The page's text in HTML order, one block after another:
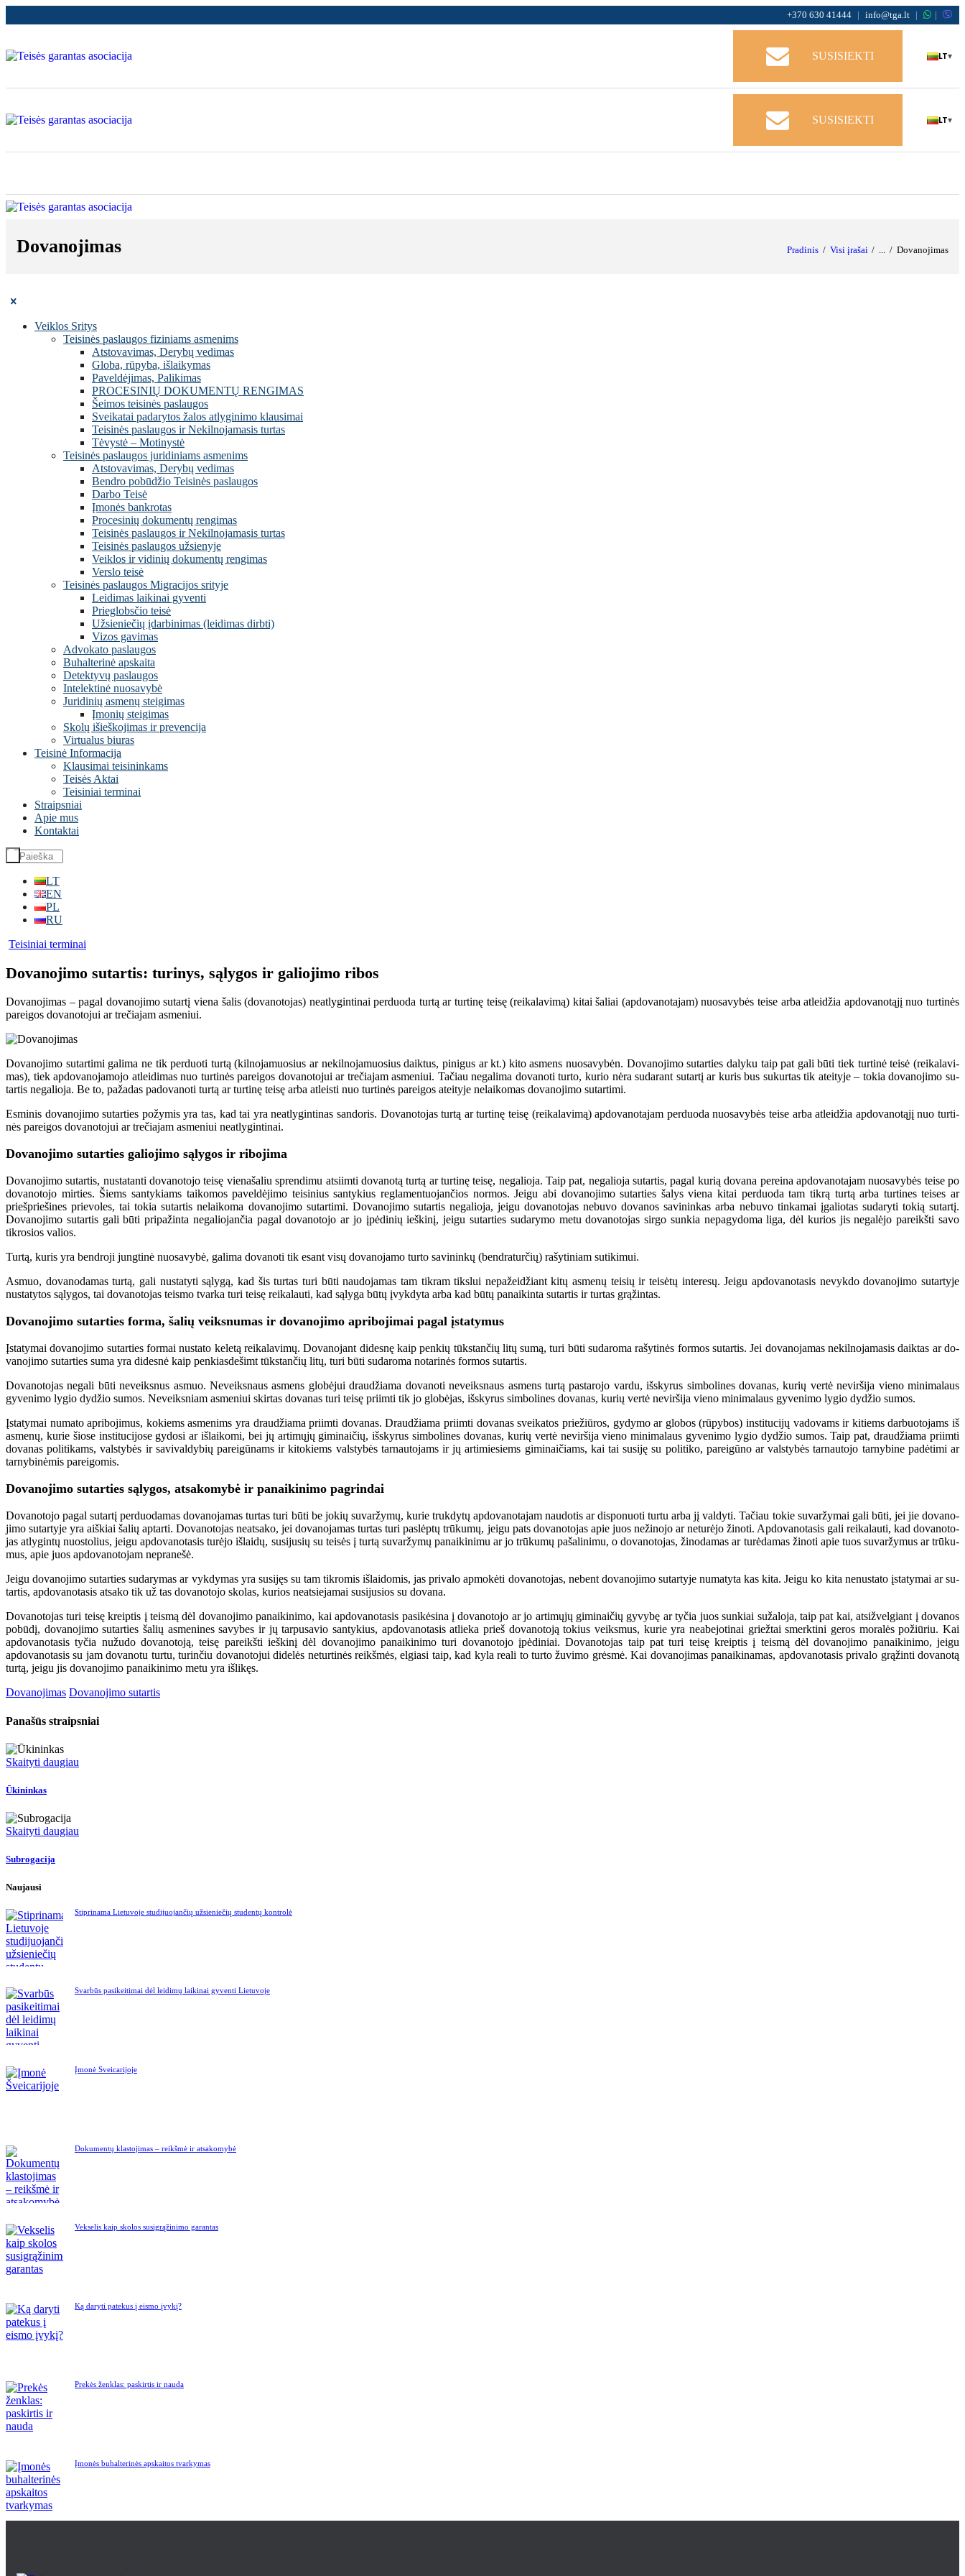
+370 630 41444 | info@tga.lt | |
SUSISIEKTI LT▾
SUSISIEKTI LT▾
Dovanojimas Pradinis Visi įrašai Dovanojimas
Veiklos Sritys
Teisinės paslaugos fiziniams asmenims
Atstovavimas, Derybų vedimas
Globa, rūpyba, išlaikymas
Paveldėjimas, Palikimas
PROCESINIŲ DOKUMENTŲ RENGIMAS
Šeimos teisinės paslaugos
Sveikatai padarytos žalos atlyginimo klausimai
Teisinės paslaugos ir Nekilnojamasis turtas
Tėvystė – Motinystė
Teisinės paslaugos juridiniams asmenims
Atstovavimas, Derybų vedimas
Bendro pobūdžio Teisinės paslaugos
Darbo Teisė
Įmonės bankrotas
Procesinių dokumentų rengimas
Teisinės paslaugos ir Nekilnojamasis turtas
Teisinės paslaugos užsienyje
Veiklos ir vidinių dokumentų rengimas
Verslo teisė
Teisinės paslaugos Migracijos srityje
Leidimas laikinai gyventi
Prieglobsčio teisė
Užsieniečių įdarbinimas (leidimas dirbti)
Vizos gavimas
Advokato paslaugos
Buhalterinė apskaita
Detektyvų paslaugos
Intelektinė nuosavybė
Juridinių asmenų steigimas
Įmonių steigimas
Skolų išieškojimas ir prevencija
Virtualus biuras
Teisinė Informacija
Klausimai teisininkams
Teisės Aktai
Teisiniai terminai
Straipsniai
Apie mus
Kontaktai
LT
EN
PL
RU
Teisiniai terminai
Dovanojimo sutartis: turinys, sąlygos ir galiojimo ribos
Dovanojimas – pagal dovanojimo sutartį viena šalis (dovanotojas) neatlygintinai perduoda turtą ar turtinę teisę (reikalavimą) kitai šaliai (apdovanotajam) nuosavybės teise arba atleidžia apdovanotąjį nuo turtinės
pareigos dovanotojui ar trečiajam asmeniui.
Do­va­no­ji­mo su­tar­ti­mi ga­li­ma ne tik per­duo­ti tur­tą (kil­no­ja­muo­sius ar ne­kil­no­ja­muo­sius daik­tus, pi­ni­gus ar kt.) kito asmens nuosavybėn. Do­va­no­ji­mo su­tar­ties da­ly­ku taip pat ga­li bū­ti tiek tur­ti­nė tei­sė (rei­ka­la­vi­
mas), tiek ap­do­va­no­ja­mo­jo at­lei­di­mas nuo tur­ti­nės pa­rei­gos do­va­no­to­jui ar tre­čia­jam as­me­niui. Ta­čiau ne­ga­li­ma do­va­no­ti tur­to, ku­rio nė­ra su­da­rant su­tar­tį ar ku­ris bus su­kur­tas tik at­ei­ty­je – to­kia do­va­no­ji­mo su­
tar­tis ne­ga­lio­ja. Be to, pažadas padovanoti turtą ar turtinę teisę arba atleisti nuo turtinės pareigos ateityje nelaikomas dovanojimo sutartimi.
Esminis dovanojimo sutarties požymis yra tas, kad tai yra neatlygintinas sandoris. Do­va­no­to­jas tur­tą ar tur­ti­nę tei­sę (rei­ka­la­vi­mą) ap­do­va­no­ta­jam per­duo­da nuo­sa­vy­bės tei­se ar­ba at­lei­džia ap­do­va­no­tą­jį nuo tur­ti­
nės pa­rei­gos do­va­no­to­jui ar tre­čia­jam as­me­niui ne­at­ly­gin­ti­nai.
Dovanojimo sutarties galiojimo sąlygos ir ribojima
Dovanojimo sutartis, nustatanti dovanotojo teisę vienašaliu sprendimu atsiimti dovanotą turtą ar turtinę teisę, negalioja. Taip pat, negalioja sutartis, pagal kurią dovana pereina apdovanotajam nuosavybės teise po
dovanotojo mirties. Šiems santykiams taikomos paveldėjimo teisinius santykius reglamentuojančios normos. Jeigu abi dovanojimo sutarties šalys viena kitai perduoda tam tikrą turtą arba turtines teises ar
priešpriešines prievoles, tai tokia sutartis nelaikoma dovanojimo sutartimi. Dovanojimo sutartis negalioja, jeigu dovanotojas nebuvo dovanos savininkas arba nebuvo tinkamai įgaliotas sudaryti tokią sutartį.
Dovanojimo sutartis gali būti pripažinta negaliojančia pagal dovanotojo ar jo įpėdinių ieškinį, jeigu sutarties sudarymo metu dovanotojas sirgo sunkia nepagydoma liga, dėl kurios jis negalėjo pareikšti savo
tikrosios valios.
Tur­tą, ku­ris yra ben­dro­ji jung­ti­nė nuo­sa­vy­bė, ga­li­ma do­va­no­ti tik esant vi­sų do­va­no­ja­mo tur­to sa­vi­nin­kų (ben­dra­tur­čių) ra­šy­ti­niam su­ti­ki­mui.
Asmuo, dovanodamas turtą, gali nustatyti sąlygą, kad šis turtas turi būti naudojamas tam tikram tikslui nepažeidžiant kitų asmenų teisių ir teisėtų interesų. Jeigu apdovanotasis nevykdo dovanojimo sutartyje
nustatytos sąlygos, tai dovanotojas teismo tvarka turi teisę reikalauti, kad sąlyga būtų įvykdyta arba kad būtų panaikinta sutartis ir turtas grąžintas.
Dovanojimo sutarties forma, šalių veiksnumas ir dovanojimo apribojimai pagal įstatymus
Įstatymai do­va­no­ji­mo su­tar­ties for­mai nu­sta­to ke­letą rei­ka­la­vi­mų. Do­va­no­jant di­des­nę kaip pen­kių tūks­tan­čių li­tų su­mą, tu­ri bū­ti su­da­ro­ma ra­šy­ti­nės for­mos su­tar­tis. Jei do­va­no­ja­mas ne­kil­no­ja­ma­sis daik­tas ar do­
va­no­ji­mo su­tar­ties su­ma yra di­des­nė kaip pen­kias­de­šimt tūks­tan­čių li­tų, tu­ri bū­ti su­da­ro­ma no­ta­ri­nės for­mos su­tar­tis.
Dovanotojas negali būti neveiksnus asmuo. Neveiksnaus asmens globėjui draudžiama dovanoti neveiksnaus asmens turtą pastarojo vardu, išskyrus simbolines dovanas, kurių vertė neviršija vieno minimalaus
gyvenimo lygio dydžio sumos. Neveiksniam asmeniui skirtas dovanas turi teisę priimti tik jo globėjas, išskyrus simbolines dovanas, kurių vertė neviršija vieno minimalaus gyvenimo lygio dydžio sumos.
Įstatymai numato ap­ri­bo­ji­mus, kokiems asmenims yra drau­džia­ma pri­im­ti do­va­nas. Draudžiama priimti dovanas sveikatos priežiūros, gydymo ar globos (rūpybos) institucijų vadovams ir kitiems darbuotojams iš
asmenų, kurie šiose institucijose gydosi ar išlaikomi, bei jų artimųjų giminaičių, išskyrus simbolines dovanas, kurių vertė neviršija vieno minimalaus gyvenimo lygio dydžio sumos. Taip pat, draudžiama priimti
dovanas politikams, valstybės ir savivaldybių pareigūnams ir kitokiems valstybės tarnautojams ir jų artimiesiems giminaičiams, kai tai susiję su politiko, pareigūno ar valstybės tarnautojo tarnybine padėtimi ar
tarnybinėmis pareigomis.
Dovanojimo sutarties sąlygos, atsakomybė ir panaikinimo pagrindai
Do­va­no­to­jo pa­gal su­tar­tį per­duo­da­mas do­va­no­ja­mas tur­tas tu­ri bū­ti be jo­kių su­var­žy­mų, ku­rie truk­dy­tų ap­do­va­no­ta­jam nau­do­tis ar dis­po­nuo­ti tur­tu ar­ba jį val­dy­ti. Ta­čiau to­kie su­var­žy­mai ga­li bū­ti, jei jie do­va­no­
ji­mo su­tar­ty­je yra aiš­kiai ša­lių ap­tar­ti. Do­va­no­to­jas ne­at­sa­ko, jei do­va­no­ja­mas tur­tas tu­ri pa­slėp­tų trū­ku­mų, jei­gu pats do­va­no­to­jas apie juos ne­ži­no­jo ar ne­tu­rė­jo ži­no­ti. Ap­do­va­no­ta­sis ga­li rei­ka­lau­ti, kad do­va­no­to­
jas at­ly­gin­tų nuos­to­lius, jei­gu ap­do­va­no­ta­sis tu­rė­jo iš­lai­dų, su­si­ju­sių su tei­sės į tur­tą su­var­žy­mų pa­nai­ki­ni­mu ar jo trū­ku­mų pa­ša­li­ni­mu, o do­va­no­to­jas, ži­no­da­mas ar tu­rė­da­mas ži­no­ti apie tuos su­var­žy­mus ar trū­ku­
mus, apie juos ap­do­va­no­to­jam ne­pra­ne­šė.
Jei­gu do­va­no­ji­mo su­tar­ties su­da­ry­mas ar vyk­dy­mas yra su­si­jęs su tam tik­ro­mis iš­lai­do­mis, jas pri­va­lo ap­mo­kė­ti do­va­no­to­jas, ne­bent do­va­no­ji­mo su­tar­ty­je nu­ma­ty­ta kas ki­ta. Jei­gu ko ki­ta ne­nu­sta­to įsta­ty­mai ar su­
tar­tis, ap­do­va­no­ta­sis at­sa­ko tik už tas do­va­no­to­jo sko­las, ku­rios ne­at­sie­ja­mai su­si­ju­sios su do­va­na.
Dovanotojas turi teisę kreiptis į teismą dėl dovanojimo panaikinimo, kai apdovanotasis pasikėsina į dovanotojo ar jo artimųjų giminaičių gyvybę ar tyčia juos sunkiai sužaloja, taip pat kai, atsižvelgiant į dovanos
pobūdį, dovanojimo sutarties šalių asmenines savybes ir jų tarpusavio santykius, apdovanotasis atlieka prieš dovanotoją tokius veiksmus, kurie yra neabejotinai griežtai smerktini geros moralės požiūriu. Kai
apdovanotasis tyčia nužudo dovanotoją, teisę pareikšti ieškinį dėl dovanojimo panaikinimo turi dovanotojo įpėdiniai. Dovanotojas taip pat turi teisę kreiptis į teismą dėl dovanojimo panaikinimo, jeigu
apdovanotasis su jam dovanotu turtu, turinčiu dovanotojui didelės neturtinės reikšmės, elgiasi taip, kad kyla reali to turto žuvimo grėsmė. Kai dovanojimas panaikinamas, apdovanotasis privalo grąžinti dovanotą
turtą, jeigu jis dovanojimo panaikinimo metu yra išlikęs.
Dovanojimas Dovanojimo sutartis
Panašūs straipsniai
Skaityti daugiau
Ūkininkas
Skaityti daugiau
Subrogacija
Naujausi
Stiprinama Lietuvoje studijuojančių užsieniečių studentų kontrolė
Svarbūs pasikeitimai dėl leidimų laikinai gyventi Lietuvoje
Įmonė Šveicarijoje
Dokumentų klastojimas – reikšmė ir atsakomybė
Vekselis kaip skolos susigrąžinimo garantas
Ką daryti patekus į eismo įvykį?
Prekės ženklas: paskirtis ir nauda
Įmonės buhalterinės apskaitos tvarkymas